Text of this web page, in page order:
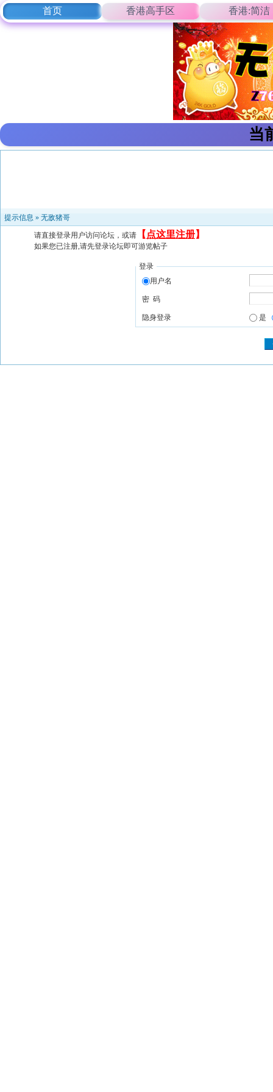
首页 香港高手区 香港:简洁
当
提示信息 » 无敌猪哥
请直接登录用户访问论坛，或请 【 点这里注册】
如果您已注册,请先登录论坛即可游览帖子
登录
用户名
密 码
隐身登录 是